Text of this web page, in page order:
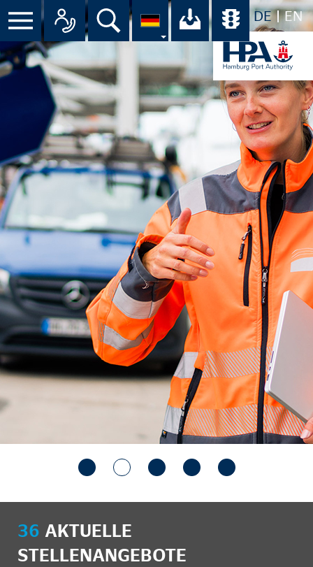
DE EN
Suche Ihr Download-
36 AKTUELLE
STELLENANGEBOTE